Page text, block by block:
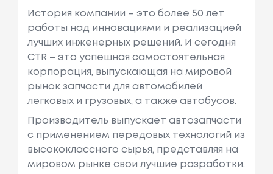
С. / 110 КВт.
Honda Prelude Iv (bb_)
Объем: 2157
См3, Мощн
Ость: 185 Л.
С. / 136 КВт.
С. / 77 КВт.
История компании – это более 50 лет
работы над инновациями и реализацией
лучших инженерных решений. И сегодня
CTR – это успешная самостоятельная
корпорация, выпускающая на мировой
рынок запчасти для автомобилей
легковых и грузовых, а также автобусов.
Производитель выпускает автозапчасти
с применением передовых технологий из
высококлассного сырья, представляя на
мировом рынке свои лучшие разработки.